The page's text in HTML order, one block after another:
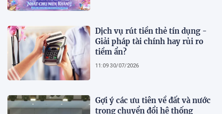
Dịch vụ rút tiền thẻ tín dụng -
Giải pháp tài chính hay rủi ro
tiềm ẩn?
11:09 30/07/2026
Gợi ý các ưu tiên về đất và nước
trong chuyển đổi hệ thống